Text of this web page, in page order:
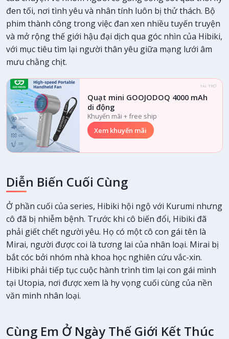
đen tối, nơi tình yêu và nhân tính luôn bị thử thách. Bộ
phim thành công trong việc đan xen nhiều tuyến truyện
và mở rộng thế giới hậu đại dịch qua góc nhìn của Hibiki,
với mục tiêu tìm lại người thân yêu giữa mạng lưới âm
mưu chằng chịt.
TÀI TRỢ
Quạt mini GOOJODOQ 4000 mAh
di động
Khuyến mãi + free ship
Xem khuyến mãi
Diễn Biến Cuối Cùng
Ở phần cuối của series, Hibiki hội ngộ với Kurumi nhưng
cô đã bị nhiễm bệnh. Trước khi cô biến đổi, Hibiki đã
phải giết chết người yêu. Họ có một cô con gái tên là
Mirai, người được coi là tương lai của nhân loại. Mirai bị
bắt cóc bởi nhóm nhà khoa học nghiên cứu vắc-xin.
Hibiki phải tiếp tục cuộc hành trình tìm lại con gái mình
tại Utopia, nơi được xem là hy vọng cuối cùng của nền
văn minh nhân loại.
Cùng Em Ở Ngày Thế Giới Kết Thúc